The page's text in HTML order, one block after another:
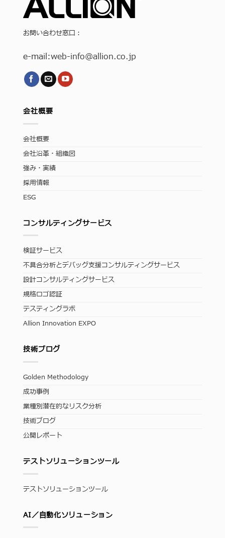
お問い合わせ窓口：
e-mail:web-info@allion.co.jp
会社概要
会社概要
会社沿革・組織図
強み・実績
採用情報
ESG
コンサルティングサービス
検証サービス
不具合分析とデバッグ支援コンサルティングサービス
設計コンサルティングサービス
規格ロゴ認証
テスティングラボ
Allion Innovation EXPO
技術ブログ
Golden Methodology
成功事例
業種別潜在的なリスク分析
技術ブログ
公開レポート
テストソリューションツール
テストソリューションツール
AI／自動化ソリューション